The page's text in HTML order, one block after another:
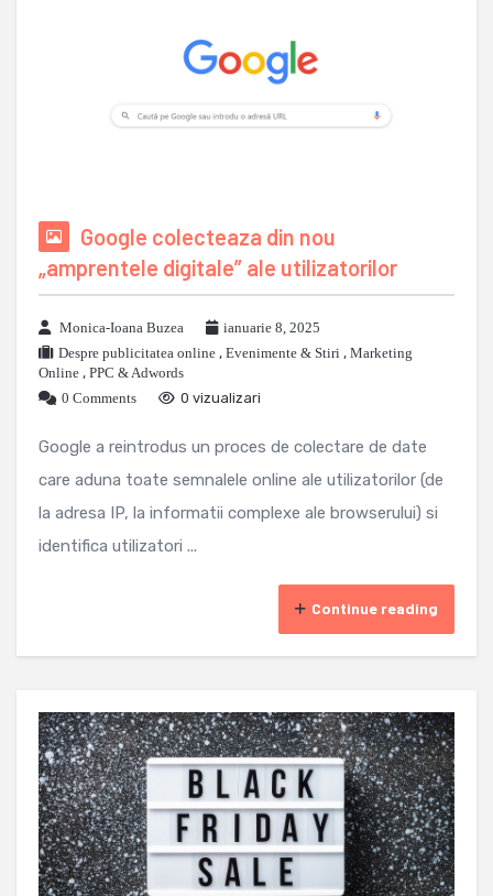
Google colecteaza din nou
„amprentele digitale” ale utilizatorilor
Monica-Ioana Buzea
ianuarie 8, 2025
Despre publicitatea online , Evenimente & Stiri , Marketing
Online , PPC & Adwords
0 Comments
0 vizualizari
Google a reintrodus un proces de colectare de date
care aduna toate semnalele online ale utilizatorilor (de
la adresa IP, la informatii complexe ale browserului) si
identifica utilizatori ...
Continue reading